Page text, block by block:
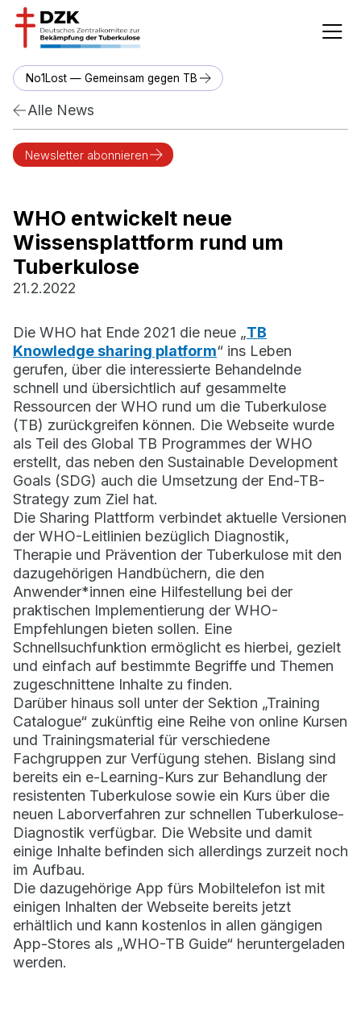
No1Lost — Gemeinsam gegen TB
Alle News
Newsletter abonnieren
WHO entwickelt neue
Wissensplattform rund um
Tuberkulose
21.2.2022
Die WHO hat Ende 2021 die neue „TB
Knowledge sharing platform“ ins Leben
gerufen, über die interessierte Behandelnde
schnell und übersichtlich auf gesammelte
Ressourcen der WHO rund um die Tuberkulose
(TB) zurückgreifen können. Die Webseite wurde
als Teil des Global TB Programmes der WHO
erstellt, das neben den Sustainable Development
Goals (SDG) auch die Umsetzung der End-TB-
Strategy zum Ziel hat.
Die Sharing Plattform verbindet aktuelle Versionen
der WHO-Leitlinien bezüglich Diagnostik,
Therapie und Prävention der Tuberkulose mit den
dazugehörigen Handbüchern, die den
Anwender*innen eine Hilfestellung bei der
praktischen Implementierung der WHO-
Empfehlungen bieten sollen. Eine
Schnellsuchfunktion ermöglicht es hierbei, gezielt
und einfach auf bestimmte Begriffe und Themen
zugeschnittene Inhalte zu finden.
Darüber hinaus soll unter der Sektion „Training
Catalogue“ zukünftig eine Reihe von online Kursen
und Trainingsmaterial für verschiedene
Fachgruppen zur Verfügung stehen. Bislang sind
bereits ein e-Learning-Kurs zur Behandlung der
resistenten Tuberkulose sowie ein Kurs über die
neuen Laborverfahren zur schnellen Tuberkulose-
Diagnostik verfügbar. Die Website und damit
einige Inhalte befinden sich allerdings zurzeit noch
im Aufbau.
Die dazugehörige App fürs Mobiltelefon ist mit
einigen Inhalten der Webseite bereits jetzt
erhältlich und kann kostenlos in allen gängigen
App-Stores als „WHO-TB Guide“ heruntergeladen
werden.